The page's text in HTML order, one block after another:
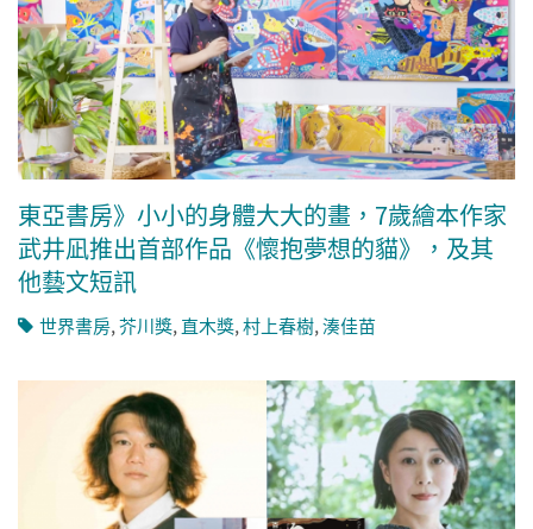
東亞書房》小小的身體大大的畫，7歲繪本作家
武井凪推出首部作品《懷抱夢想的貓》，及其
他藝文短訊
世界書房,芥川獎,直木獎,村上春樹,湊佳苗